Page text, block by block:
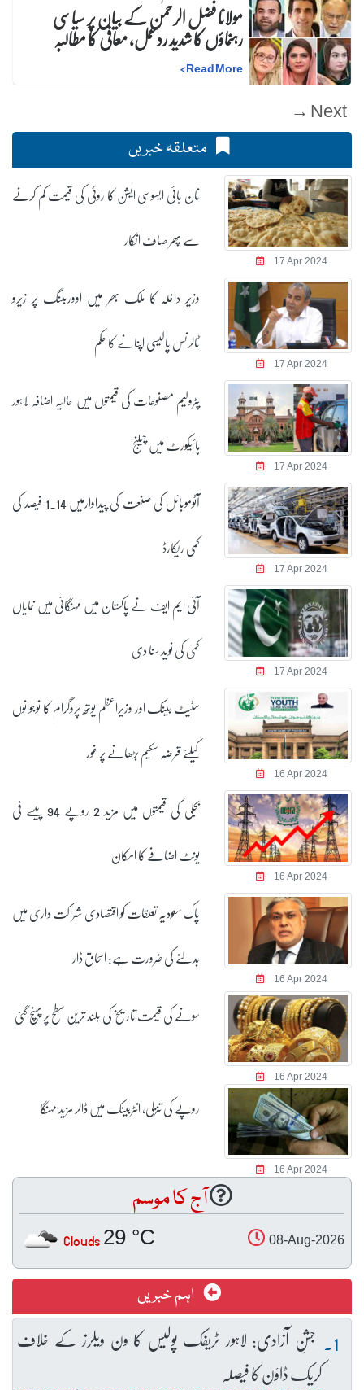
مولانا فضل الرحمٰن کے بیان پر سیاسی
رہنماؤں کا شدید ردعمل، معافی کا مطالبہ
Read More
>
Next →
متعلقہ خبریں
17 Apr 2024
نان بائی ایسوسی ایشن کا روٹی کی قیمت کم کرنے
سے پھر صاف انکار
17 Apr 2024
وزیر داخلہ کا ملک بھر میں اووربلنگ پر زیرو
ٹالرنس پالیسی اپنانے کا حکم
17 Apr 2024
پٹرولیم مصنوعات کی قیمتوں میں حالیہ اضافہ لاہور
ہائیکورٹ میں چیلنج
17 Apr 2024
آٹوموبائل کی صنعت کی پیداوارمیں 1.14 فیصد کی
کمی ریکارڈ
17 Apr 2024
آئی ایم ایف نے پاکستان میں مہنگائی میں نمایاں
کمی کی نوید سنا دی
16 Apr 2024
سٹیٹ بینک اور وزیراعظم یوتھ پروگرام کا نوجوانوں
کیلئے قرضہ سکیم بڑھانے پر غور
16 Apr 2024
بجلی کی قیمتوں میں مزید 2 روپے 94 پیسے فی
یونٹ اضافے کا امکان
16 Apr 2024
پاک سعودیہ تعلقات کو اقتصادی شراکت داری میں
بدلنے کی ضرورت ہے: اسحاق ڈار
16 Apr 2024
سونے کی قیمت تاریخ کی بلند ترین سطح پر پہنچ گئی
16 Apr 2024
روپے کی تنزلی، انٹربینک میں ڈالر مزید مہنگا
آج کا موسم
08-Aug-2026
29 °C
Clouds
اہم خبریں
جشنِ آزادی: لاہور ٹریفک پولیس کا ون ویلرز کے خلاف
کریک ڈاؤن کا فیصلہ